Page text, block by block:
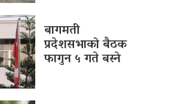
बागमती
प्रदेशसभाको बैठक
फागुन ५ गते बस्ने